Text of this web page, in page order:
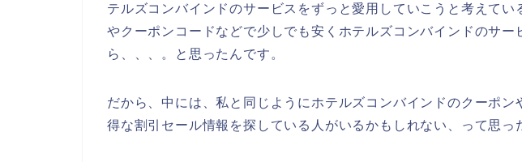
テルズコンバインドのサービスをずっと愛用していこうと考えてい
やクーポンコードなどで少しでも安くホテルズコンバインドのサー
ら、、、。と思ったんです。
だから、中には、私と同じようにホテルズコンバインドのクーポン
得な割引セール情報を探している人がいるかもしれない、って思っ